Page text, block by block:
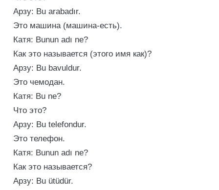
Арзу: Bu arabadır.
Это машина (машина-есть).
Катя: Bunun adı ne?
Как это называется (этого имя как)?
Арзу: Bu bavuldur.
Это чемодан.
Катя: Bu ne?
Что это?
Арзу: Bu telefondur.
Это телефон.
Катя: Bunun adı ne?
Как это называется?
Арзу: Bu ütüdür.